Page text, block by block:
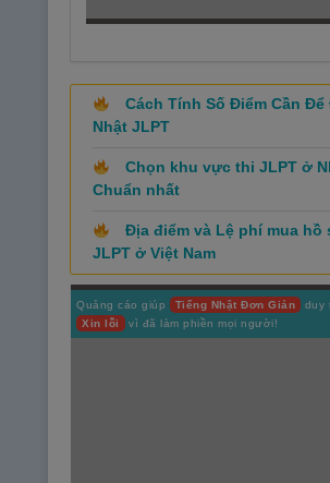
Cách Tính Số Điểm Cần
Nhật JLPT
Chọn khu vực thi JLPT ở
Chuẩn nhất
Địa điểm và Lệ phí mua
JLPT ở Việt Nam
Quảng cáo giúp Tiếng Nhật Đơn Giản duy
Xin lỗi
vì đã làm phiền mọi người!